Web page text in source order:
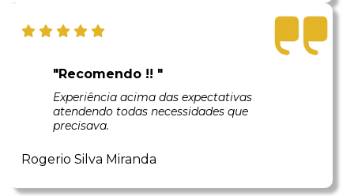
"Recomendo !! "
Experiência acima das expectativas
atendendo todas necessidades que
precisava.
Rogerio Silva Miranda